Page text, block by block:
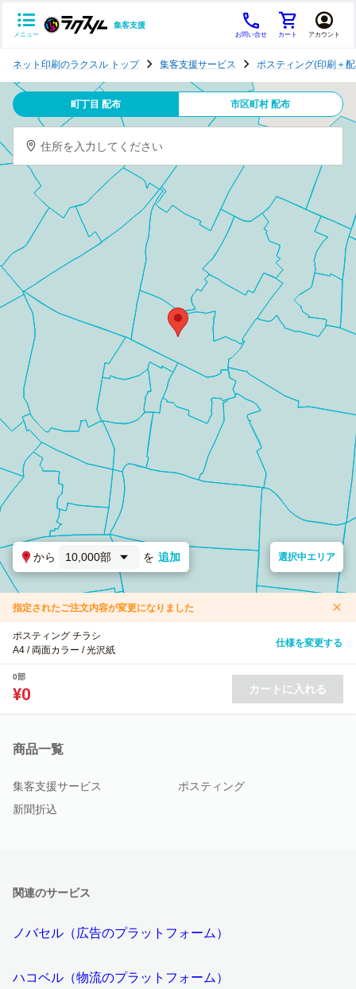
メニュー
集客支援
お問い合せ カート アカウント
テ
ン
グ
ネット印刷のラクスル トップ 集客支援サービス ポスティング(印刷＋
町丁目 配布 市区町村 配布
住所を入力してください
から 10,000部 を 追加 選択中エリア
指定されたご注文内容が変更になりました
ポスティング チラシ
A4 / 両面カラー / 光沢紙
仕様を変更する
0部
¥0 カートに入れる
商品一覧
集客支援サービス
ポスティング
新聞折込
関連のサービス
ノバセル（広告のプラットフォーム）
ハコベル（物流のプラットフォーム）